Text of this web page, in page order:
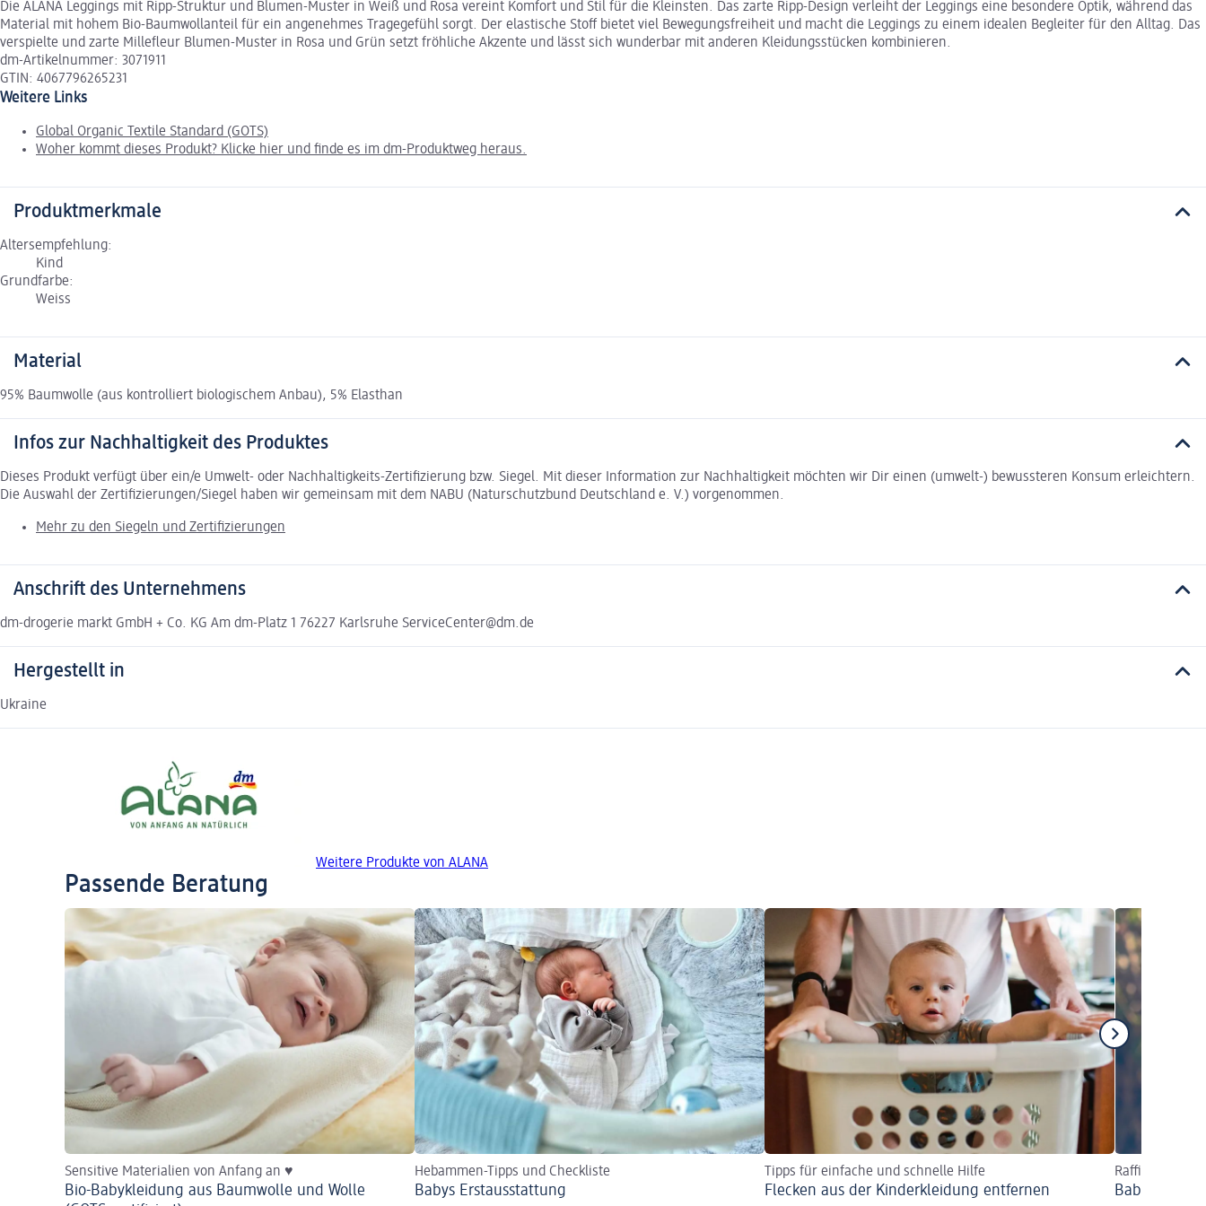
Die ALANA Leggings mit Ripp-Struktur und Blumen-Muster in Weiß und Rosa vereint Komfort und Stil für die Kleinsten. Das zarte Ripp-Design verleiht der Leggings eine besondere Optik, während das
Material mit hohem Bio-Baumwollanteil für ein angenehmes Tragegefühl sorgt. Der elastische Stoff bietet viel Bewegungsfreiheit und macht die Leggings zu einem idealen Begleiter für den Alltag. Das
verspielte und zarte Millefleur Blumen-Muster in Rosa und Grün setzt fröhliche Akzente und lässt sich wunderbar mit anderen Kleidungsstücken kombinieren.
dm-Artikelnummer: 3071911
GTIN: 4067796265231
Weitere Links
Global Organic Textile Standard (GOTS)
Woher kommt dieses Produkt? Klicke hier und finde es im dm-Produktweg heraus.
Produktmerkmale
Altersempfehlung:
Kind
Grundfarbe:
Weiss
Material
95% Baumwolle (aus kontrolliert biologischem Anbau), 5% Elasthan
Infos zur Nachhaltigkeit des Produktes
Dieses Produkt verfügt über ein/e Umwelt- oder Nachhaltigkeits-Zertifizierung bzw. Siegel. Mit dieser Information zur Nachhaltigkeit möchten wir Dir einen (umwelt-) bewussteren Konsum erleichtern.
Die Auswahl der Zertifizierungen/Siegel haben wir gemeinsam mit dem NABU (Naturschutzbund Deutschland e. V.) vorgenommen.
Mehr zu den Siegeln und Zertifizierungen
Anschrift des Unternehmens
dm-drogerie markt GmbH + Co. KG Am dm-Platz 1 76227 Karlsruhe ServiceCenter@dm.de
Hergestellt in
Ukraine
Weitere Produkte von ALANA
Passende Beratung
Sensitive Materialien von Anfang an ♥
Bio-Babykleidung aus Baumwolle und Wolle
Hebammen-Tipps und Checkliste
Babys Erst­aus­stattung
Tipps für einfache und schnelle Hilfe
Flecken aus der Kinderkleidung entfernen
Raffinierte